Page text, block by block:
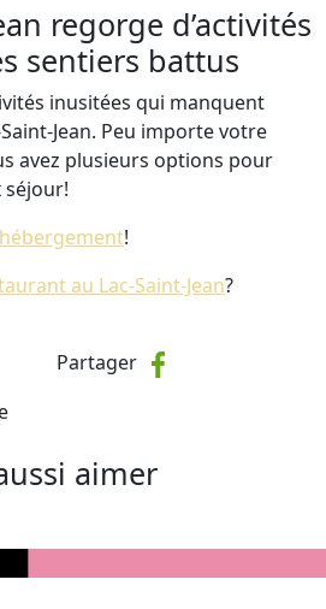
regorge d’activités
sentiers battus
inusitées qui manquent
Jean. Peu importe votre
avez plusieurs options pour
séjour!
!
au Lac-Saint-Jean?
Partager
aimer